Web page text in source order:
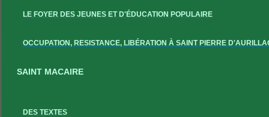
LE FOYER DES JEUNES ET D'ÉDUCATION POPULAIRE
OCCUPATION, RESISTANCE, LIBÉRATION À SAINT PIERRE
SAINT MACAIRE
DES TEXTES